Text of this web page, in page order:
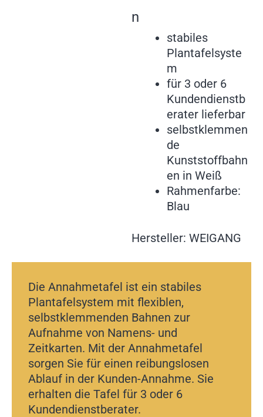
n
stabiles
Plantafelsyste
m
für 3 oder 6
Kundendienstb
erater lieferbar
selbstklemmen
de
Kunststoffbahn
en in Weiß
Rahmenfarbe:
Blau
Hersteller: WEIGANG
Die Annahmetafel ist ein stabiles
Plantafelsystem mit flexiblen,
selbstklemmenden Bahnen zur
Aufnahme von Namens- und
Zeitkarten. Mit der Annahmetafel
sorgen Sie für einen reibungslosen
Ablauf in der Kunden-Annahme. Sie
erhalten die Tafel für 3 oder 6
Kundendienstberater.